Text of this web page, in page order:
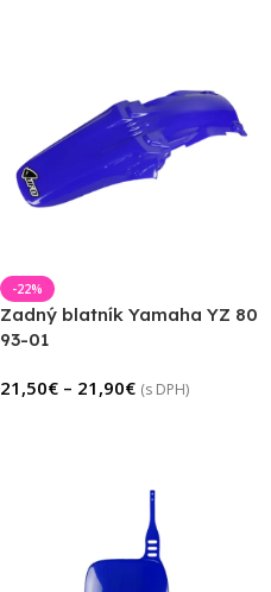
-22%
Zadný blatník Yamaha YZ 80
93-01
21,50€ – 21,90€ (s DPH)